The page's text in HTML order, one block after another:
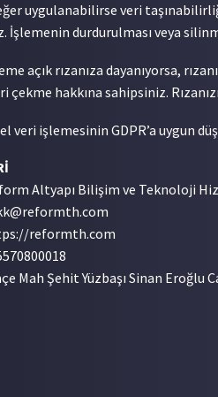
eğer uygulanabilirse veri
durdurulması veya
açık rızanıza dayanıyorsa,
hakkına sahipsiniz.
veri işlemesinin GDPR’a uygun
Altyapı Bilişim ve Teknoloji
reformth.com
Mah Şehit Yüzbaşı Sinan Eroğlu